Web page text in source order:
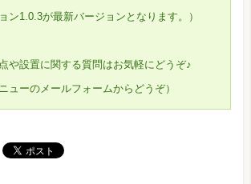
ン1.0.3が最新バージョンとなります。）
や設置に関する質問はお気軽にどうぞ♪
ューのメールフォームからどうぞ）